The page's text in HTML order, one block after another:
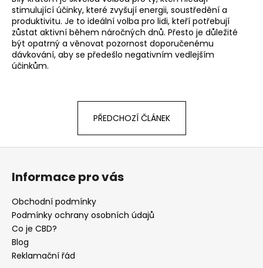
stimulující účinky, které zvyšují energii, soustředění a
produktivitu. Je to ideální volba pro lidi, kteří potřebují
zůstat aktivní během náročných dnů. Přesto je důležité
být opatrný a věnovat pozornost doporučenému
dávkování, aby se předešlo negativním vedlejším
účinkům.
PŘEDCHOZÍ ČLÁNEK
Informace pro vás
Obchodní podmínky
Podmínky ochrany osobních údajů
Co je CBD?
Blog
Reklamační řád